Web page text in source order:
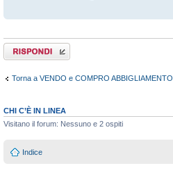
Rispondi al
messaggio
Torna a VENDO e COMPRO ABBIGLIAMENTO
CHI C’È IN LINEA
Visitano il forum: Nessuno e 2 ospiti
Indice